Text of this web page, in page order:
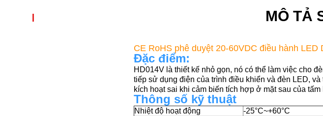
MÔ TẢ
CE RoHS phê duyệt 20-60VDC điều hành LED
Đặc điểm:
HD014V là thiết kế nhỏ gọn, nó có thể làm việc cho
tiếp sử dụng điện của trình điều khiển và đèn LED,
kích hoạt sai khi cảm biến tích hợp ở mặt sau của tấm
Thông số kỹ thuật
Nhiệt độ hoạt động
-25°C~+60°C